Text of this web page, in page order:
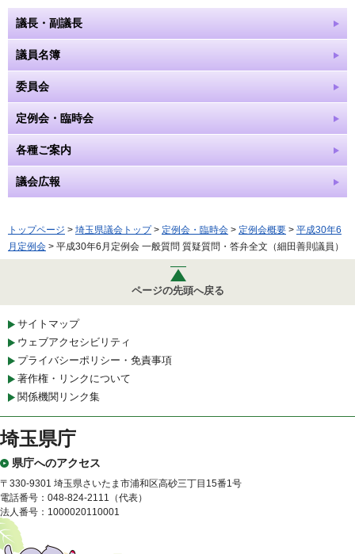
議長・副議長
議員名簿
委員会
定例会・臨時会
各種ご案内
議会広報
トップページ > 埼玉県議会トップ> 定例会・臨時会 > 定例会概要 > 平成30年6
月定例会 > 平成30年6月定例会 一般質問 質疑質問・答弁全文（細田善則議員）
ページの先頭へ戻る
サイトマップ
ウェブアクセシビリティ
プライバシーポリシー・免責事項
著作権・リンクについて
関係機関リンク集
埼玉県庁
県庁へのアクセス
〒330-9301 埼玉県さいたま市浦和区高砂三丁目15番1号
電話番号：048-824-2111（代表）
法人番号：1000020110001